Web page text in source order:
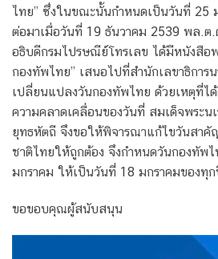
ไทย” ซึ่งในขณะนั้นกำหนดเป็นวันที่ 25
ต่อมาเมื่อวันที่ 19 ธันวาคม 2539 พล.ต
อธิบดีกรมไปรษณีย์โทรเลข ได้มีหนังสือ
กองทัพไทย” เสนอไปที่สำนักเลขาธิการ
เปลี่ยนแปลงวันกองทัพไทย ด้วยเหตุที่ไ
ความคลาดเคลื่อนของวันที่ สมเด็จพระนเ
ยุทธหัตถี จึงขอให้พิจารณาแก้ไขวันสาคั
ชาติไทยให้ถูกต้อง จึงกำหนดวันกองทัพ
มกราคม ให้เป็นวันที่ 18 มกราคมของทุ
ขอขอบคุณผู้สนับสนุน